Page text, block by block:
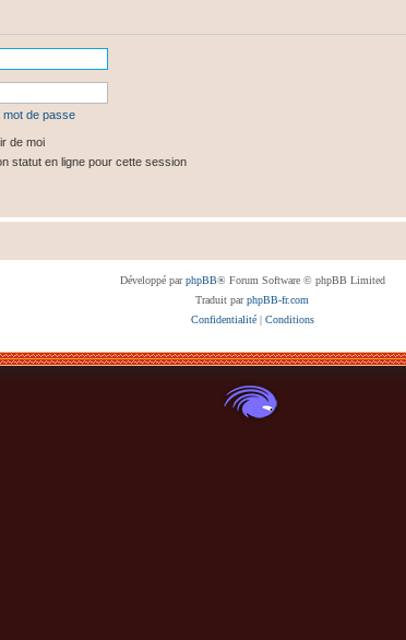
mot de passe
de moi
statut en ligne pour cette session
Développé parphpBB® Forum Software © phpBB Limited
Traduit parphpBB-fr.com
Confidentialité| Conditions